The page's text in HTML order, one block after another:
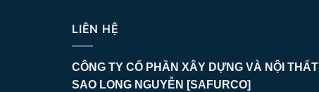
LIÊN HỆ
CÔNG TY CỔ PHẦN XÂY DỰNG VÀ NỘI THẤT
SAO LONG NGUYỄN [SAFURCO]